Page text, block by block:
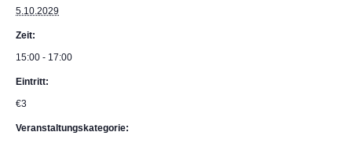
5.10.2029
Zeit:
15:00 - 17:00
Eintritt:
€3
Veranstaltungskategorie: